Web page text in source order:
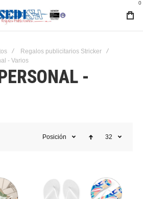
0
Regalos publicitarios Stricker
- Varios
-
Posición 32